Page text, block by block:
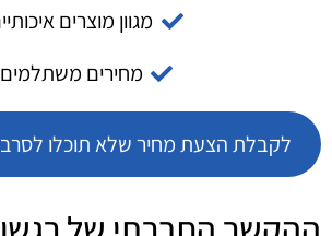
מגוון מוצרים
מחירים משתלמים
לקבלת הצעת מחיר שלא תוכלו לסרב